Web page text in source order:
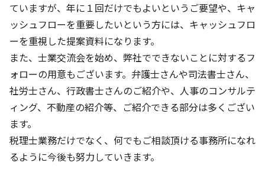
ていますが、年に１回だけでもよいというご要望や、キャ
ッシュフローを重要したいという方には、キャッシュフロ
ーを重視した提案資料になります。
また、士業交流会を始め、弊社でできないことに対するフ
ォローの用意もございます。弁護士さんや司法書士さん、
社労士さん、行政書士さんのご紹介や、人事のコンサルテ
ィング、不動産の紹介等、ご紹介できる部分は多くござい
ます。
税理士業務だけでなく、何でもご相談頂ける事務所になれ
るように今後も努力していきます。